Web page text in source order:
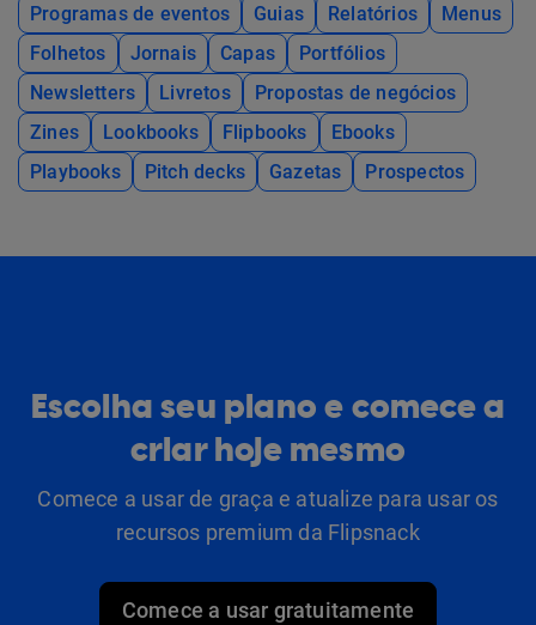
Programas de eventos
Guias Relatórios
Menus
Folhetos
Jornais Capas
Portfólios
Newsletters
Livretos
Propostas de negócios
Zines
Lookbooks Flipbooks
Ebooks
Playbooks
Pitch decks Gazetas Prospectos
Escolha seu plano e comece a
criar hoje mesmo
Comece a usar de graça e atualize para usar os
recursos premium da Flipsnack
Comece a usar gratuitamente